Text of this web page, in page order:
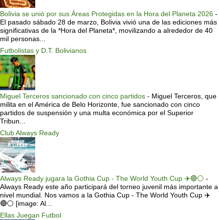
Bolivia se unió por sus Áreas Protegidas en la Hora del Planeta 2026 -
El pasado sábado 28 de marzo, Bolivia vivió una de las ediciones más
significativas de la *Hora del Planeta*, movilizando a alrededor de 40
mil personas...
Futbolistas y D.T. Bolivianos
Miguel Terceros sancionado con cinco partidos - Miguel Terceros, que
milita en el América de Belo Horizonte, fue sancionado con cinco
partidos de suspensión y una multa económica por el Superior
Tribun...
Club Always Ready
Always Ready jugara la Gothia Cup - The World Youth Cup ✈️🔴⚪️ -
Always Ready este año participará del torneo juvenil más importante a
nivel mundial. Nos vamos a la Gothia Cup - The World Youth Cup ✈️
🔴⚪️ [image: Al...
Ellas Juegan Futbol